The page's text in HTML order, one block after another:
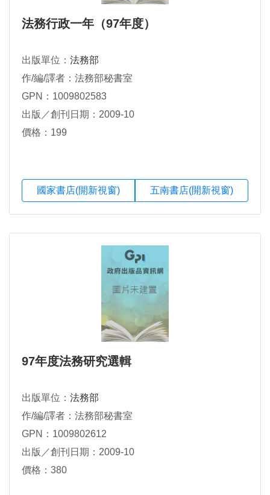
法務行政一年（97年度）
出版單位： 法務部
作/編/譯者：法務部秘書室
GPN：1009802583
出版／創刊日期：2009-10
價格：199
國家書店(開新視窗) 五南書店(開新視窗)
97年度法務研究選輯
出版單位： 法務部
作/編/譯者：法務部秘書室
GPN：1009802612
出版／創刊日期：2009-10
價格：380